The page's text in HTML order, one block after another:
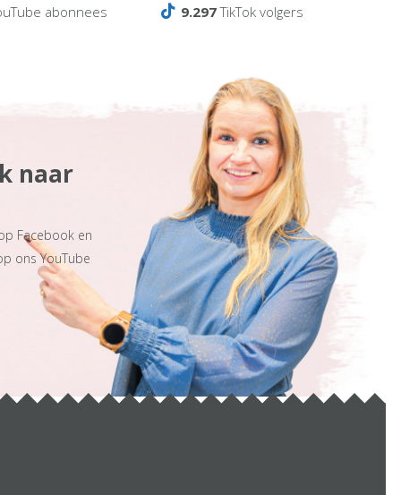
abonnees 9.297TikTok volgers
naar
Facebook en
ons YouTube